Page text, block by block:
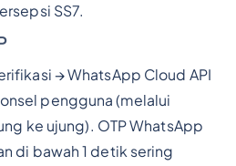
SS7.
→ WhatsApp Cloud API
pengguna (melalui
ke ujung). OTP WhatsApp
di bawah 1 detik sering